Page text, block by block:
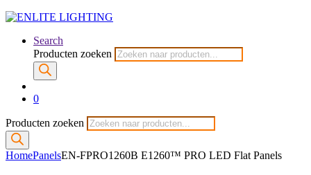
Search
Producten zoeken
0
Producten zoeken
HomePanelsEN-FPRO1260B E1260™ PRO LED Flat Panels